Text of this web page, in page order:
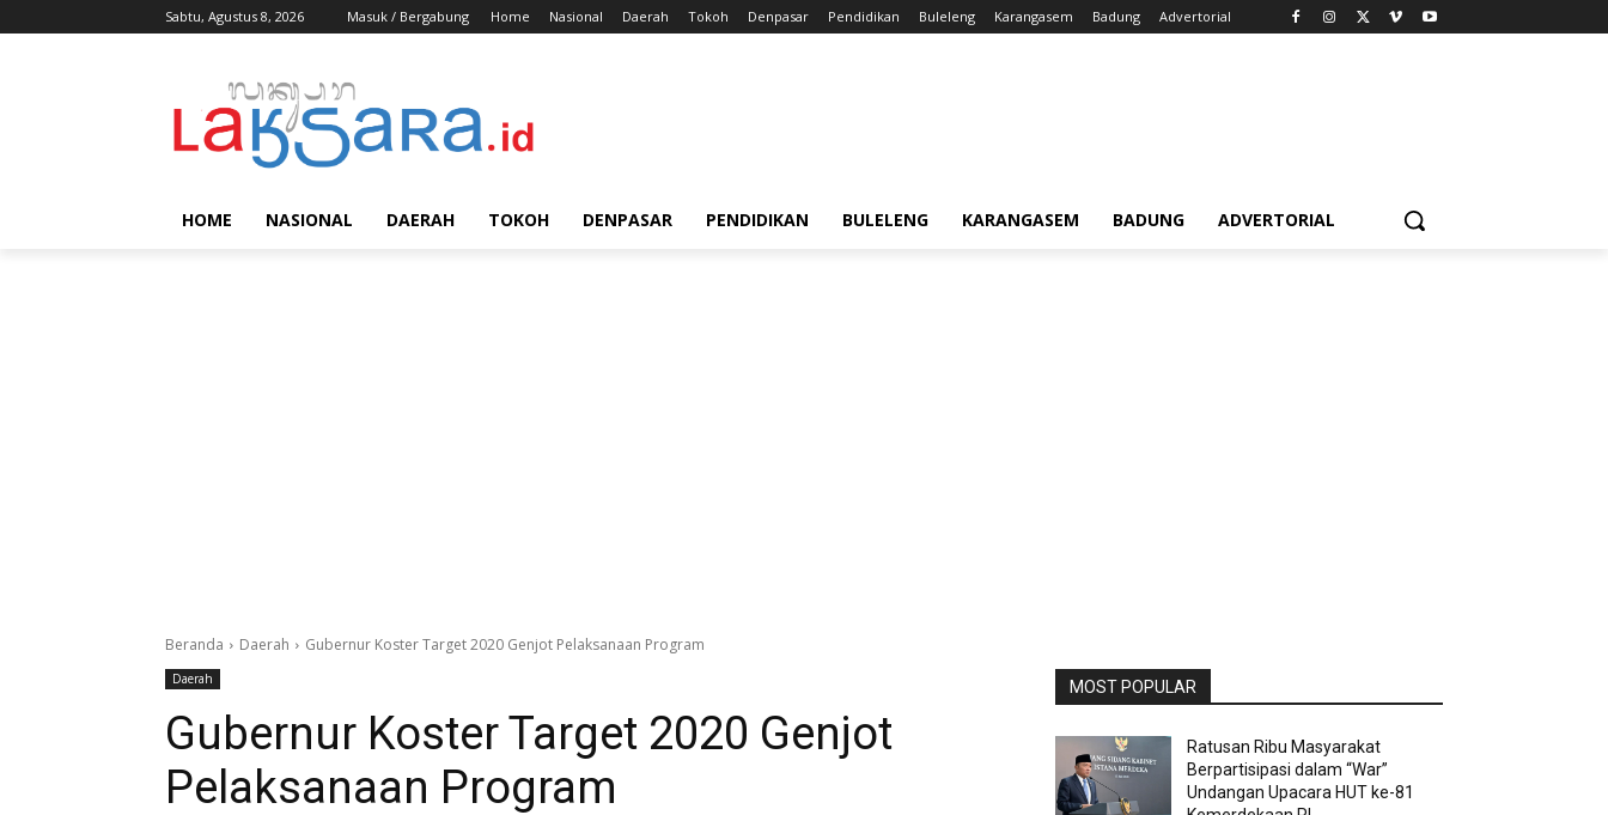
Sabtu, Agustus 8, 2026 Masuk / Bergabung Home Nasional Daerah Tokoh Denpasar Pendidikan Buleleng Karangasem Badung Advertorial
HOME NASIONAL DAERAH TOKOH DENPASAR PENDIDIKAN BULELENG KARANGASEM BADUNG ADVERTORIAL
Beranda Daerah Gubernur Koster Target 2020 Genjot Pelaksanaan Program
Daerah
Gubernur Koster Target 2020 Genjot
Pelaksanaan Program
MOST POPULAR
Ratusan Ribu Masyarakat
Berpartisipasi dalam “War”
Undangan Upacara HUT ke-81